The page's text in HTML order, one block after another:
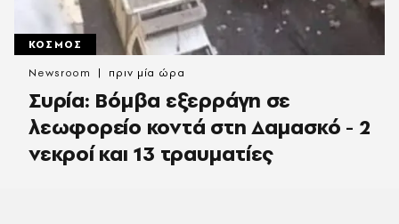
ΚΟΣΜΟΣ
Συρία: Βόμβα εξερράγη σε
λεωφορείο κοντά στη Δαμασκό - 2
νεκροί και 13 τραυματίες
Newsroom πριν μία ώρα